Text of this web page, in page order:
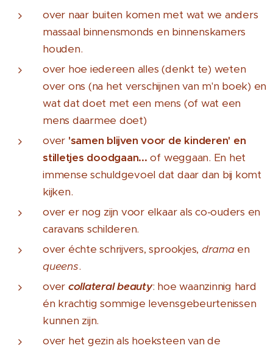
over naar buiten komen met wat we anders
massaal binnensmonds en binnenskamers
houden.
over hoe iedereen alles (denkt te) weten
over ons (na het verschijnen van m'n boek) en
wat dat doet met een mens (of wat een
mens daarmee doet)
over 'samen blijven voor de kinderen' en
stilletjes doodgaan... of weggaan. En het
immense schuldgevoel dat daar dan bij komt
kijken.
over er nog zijn voor elkaar als co-ouders en
caravans schilderen.
over échte schrijvers, sprookjes, dramaen
queens.
over collateral beauty: hoe waanzinnig hard
én krachtig sommige levensgebeurtenissen
kunnen zijn.
over het gezin als hoeksteen van de